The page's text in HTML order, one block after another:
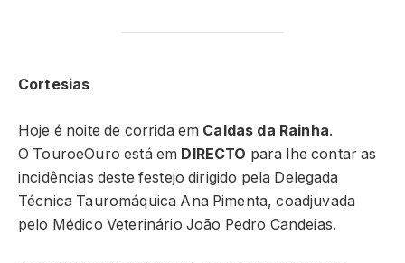
Cortesias
Hoje é noite de corrida em Caldas da Rainha.
O TouroeOuro está em DIRECTO para lhe contar as
incidências deste festejo dirigido pela Delegada
Técnica Tauromáquica Ana Pimenta, coadjuvada
pelo Médico Veterinário João Pedro Candeias.